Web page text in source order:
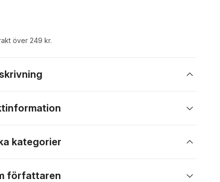
över 249 kr.
kategorier
författaren